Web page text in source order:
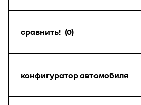
сравнить! 0
конфигуратор автомобиля